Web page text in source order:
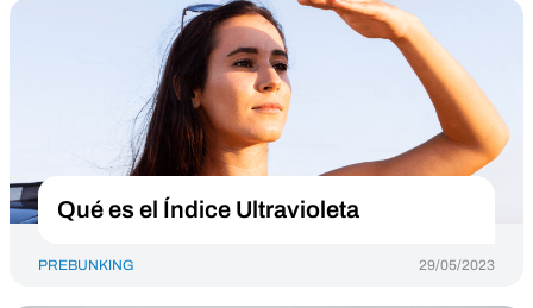
Qué es el Índice Ultravioleta
PREBUNKING 29/05/2023